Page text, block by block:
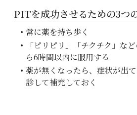
PITを成功させるための3つ
常に薬を持ち歩く
「ピリピリ」「チクチク」な
ら6時間以内に服用する
薬が無くなったら、症状が出
診して補充しておく